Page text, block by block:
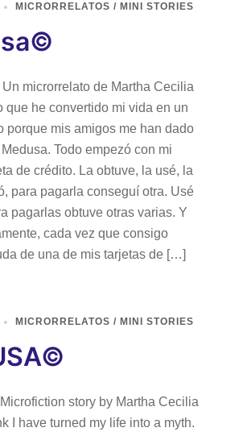
MICRORRELATOS / MINI STORIES
microrrelato de Martha Cecilia
que he convertido mi vida en un
porque mis amigos me han dado
Todo empezó con mi
de crédito. La obtuve, la usé, la
para pagarla conseguí otra. Usé
pagarlas obtuve otras varias. Y
cada vez que consigo
de una de mis tarjetas de […]
MICRORRELATOS / MINI STORIES
story by Martha Cecilia
I have turned my life into a myth.